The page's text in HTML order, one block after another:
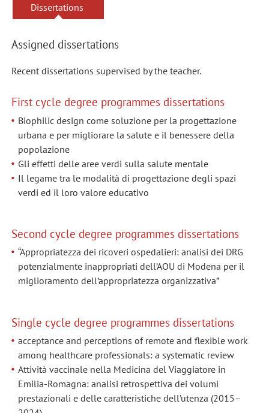
Dissertations
Assigned dissertations
Recent dissertations supervised by the teacher.
First cycle degree programmes dissertations
Biophilic design come soluzione per la progettazione
urbana e per migliorare la salute e il benessere della
popolazione
Gli effetti delle aree verdi sulla salute mentale
Il legame tra le modalità di progettazione degli spazi
verdi ed il loro valore educativo
Second cycle degree programmes dissertations
“Appropriatezza dei ricoveri ospedalieri: analisi dei DRG
potenzialmente inappropriati dell’AOU di Modena per il
miglioramento dell’appropriatezza organizzativa”
Single cycle degree programmes dissertations
acceptance and perceptions of remote and flexible work
among healthcare professionals: a systematic review
Attività vaccinale nella Medicina del Viaggiatore in
Emilia-Romagna: analisi retrospettiva dei volumi
prestazionali e delle caratteristiche dell’utenza (2015–